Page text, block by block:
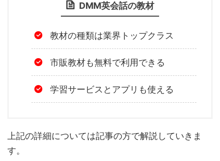
DMM英会話の教材
教材の種類は業界トップクラス
市販教材も無料で利用できる
学習サービスとアプリも使える
上記の詳細については記事の方で解説していきま
す。